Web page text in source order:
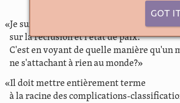
Got
«Je suis un parent du Soleil, le grand
sur la réclusion et l'état de paix.
C'est en voyant de quelle manière qu'un
ne s'attachant à rien au monde?»
«Il doit mettre entièrement terme
à la racine des complications-